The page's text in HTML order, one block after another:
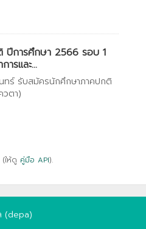
ปีการศึกษา 2566 รอบ 1
ารและ...
ทร์ รับสมัครนักศึกษาภาคปกติ
วตา)
(ให้ดู คู่มือ API).
(depa)